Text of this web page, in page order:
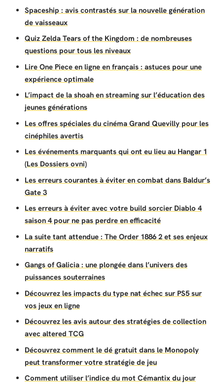
Spaceship : avis contrastés sur la nouvelle génération
de vaisseaux
Quiz Zelda Tears of the Kingdom : de nombreuses
questions pour tous les niveaux
Lire One Piece en ligne en français : astuces pour une
expérience optimale
L’impact de la shoah en streaming sur l’éducation des
jeunes générations
Les offres spéciales du cinéma Grand Quevilly pour les
cinéphiles avertis
Les événements marquants qui ont eu lieu au Hangar 1
(Les Dossiers ovni)
Les erreurs courantes à éviter en combat dans Baldur’s
Gate 3
Les erreurs à éviter avec votre build sorcier Diablo 4
saison 4 pour ne pas perdre en efficacité
La suite tant attendue : The Order 1886 2 et ses enjeux
narratifs
Gangs of Galicia : une plongée dans l’univers des
puissances souterraines
Découvrez les impacts du type nat échec sur PS5 sur
vos jeux en ligne
Découvrez les avis autour des stratégies de collection
avec altered TCG
Découvrez comment le dé gratuit dans le Monopoly
peut transformer votre stratégie de jeu
Comment utiliser l’indice du mot Cémantix du jour